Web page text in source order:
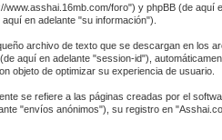
foro") y phpBB (de aquí
en adelante "su información").
archivo de texto que se descargan en los
aquí en adelante "session-id"),
objeto de optimizar su experiencia de usuario.
se refiere a las páginas creadas por el
"envíos anónimos"), su registro en